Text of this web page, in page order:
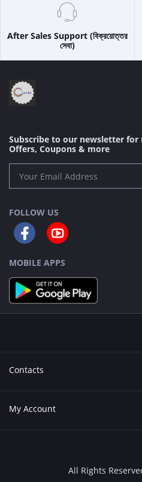
After Sales Support (বিক্রয়োত্তর
সেবা)
Subscribe to our newsletter for
Offers, Coupons & more
FOLLOW US
MOBILE APPS
Contacts
Address
My Account
All Rights